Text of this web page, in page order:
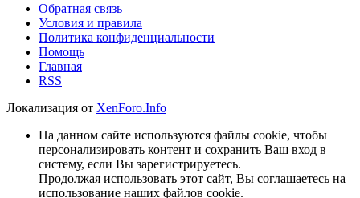
Обратная связь
Условия и правила
Политика конфиденциальности
Помощь
Главная
RSS
Локализация от XenForo.Info
На данном сайте используются файлы cookie, чтобы
персонализировать контент и сохранить Ваш вход в
систему, если Вы зарегистрируетесь.
Продолжая использовать этот сайт, Вы соглашаетесь на
использование наших файлов cookie.